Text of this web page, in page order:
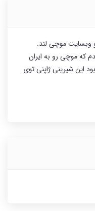
وبسایت موچی لند.
از سال 2016 موفق شدم که موچی رو به ایران
این شیرینی ژاپنی توی